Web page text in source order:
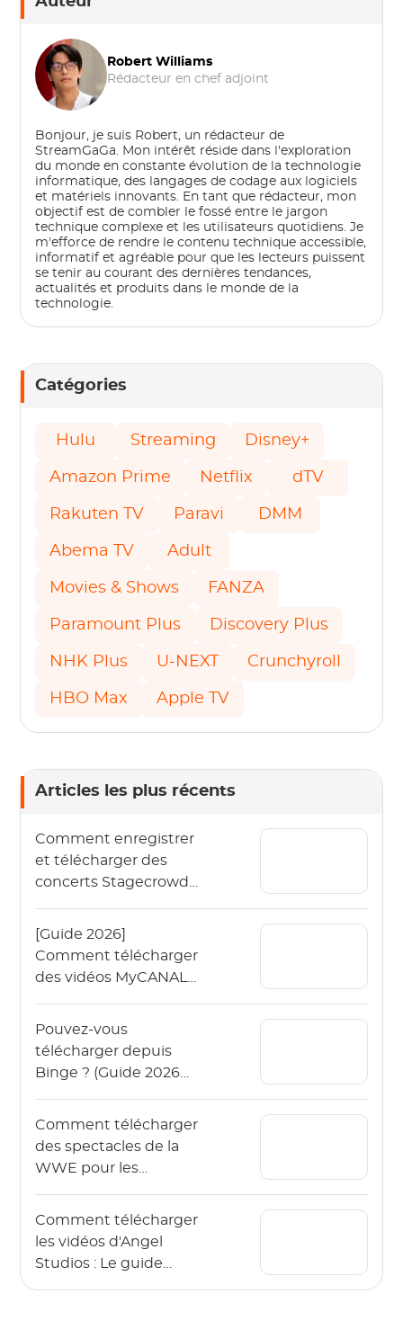
Robert Williams
Rédacteur en chef adjoint
Bonjour, je suis Robert, un rédacteur de
StreamGaGa. Mon intérêt réside dans l'exploration
du monde en constante évolution de la technologie
informatique, des langages de codage aux logiciels
et matériels innovants. En tant que rédacteur, mon
objectif est de combler le fossé entre le jargon
technique complexe et les utilisateurs quotidiens. Je
m'efforce de rendre le contenu technique accessible,
informatif et agréable pour que les lecteurs puissent
se tenir au courant des dernières tendances,
actualités et produits dans le monde de la
technologie.
Catégories
Hulu Streaming Disney+
Amazon Prime Netflix dTV
Rakuten TV Paravi DMM
Abema TV Adult
Movies & Shows FANZA
Paramount Plus Discovery Plus
NHK Plus U-NEXT Crunchyroll
HBO Max Apple TV
Articles les plus récents
Comment enregistrer
et télécharger des
concerts Stagecrowd
[Guide 2026]
Comment télécharger
des vidéos MyCANAL
Pouvez-vous
télécharger depuis
Binge ? (Guide 2026
Comment télécharger
des spectacles de la
WWE pour les
Comment télécharger
les vidéos d'Angel
Studios : Le guide